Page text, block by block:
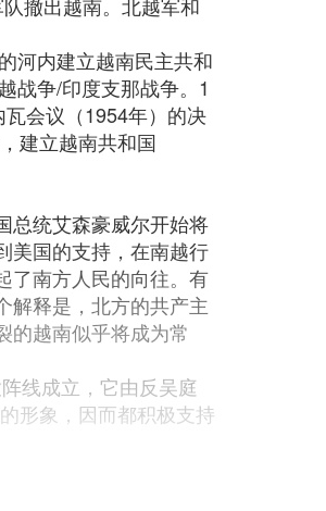
河内建立越南民主共和
战争/印度支那战争。1
会议（1954年）的决
建立越南共和国
总统艾森豪威尔开始将
美国的支持，在南越行
了南方人民的向往。有
解释是，北方的共产主
的越南似乎将成为常
线成立，它由反吴庭
形象，因而都积极支持
国总统，试图通过恫吓
，8月，“柏林墙”在一